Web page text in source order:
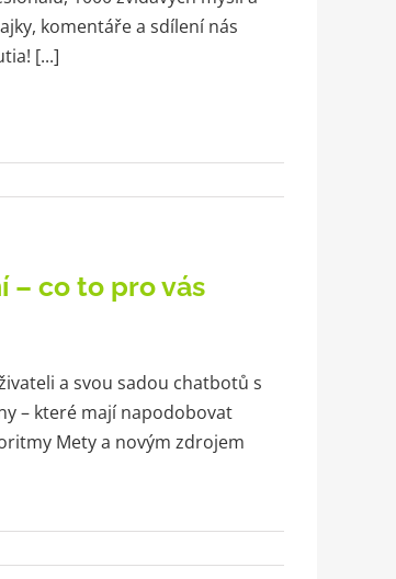
komentáře a sdílení nás
[...]
– co to pro vás
a svou sadou chatbotů s
– které mají napodobovat
Mety a novým zdrojem